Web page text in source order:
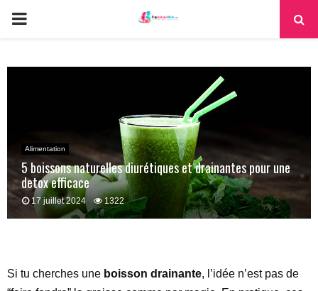
PRIMARY
Alimentation
5 boissons naturelles diurétiques et drainantes pour une
detox efficace
17 juillet 2024 1322
Si tu cherches une boisson drainante, l’idée n’est pas de